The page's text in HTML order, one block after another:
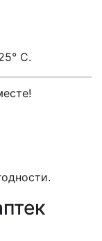
С.